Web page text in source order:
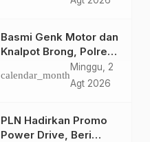
Basmi Genk Motor dan
Knalpot Brong, Polres
Tanjab Barat Amankan
Belasan Kendaraan
calendar_month
Minggu, 2
Agt 2026
PLN Hadirkan Promo
Power Drive, Beri